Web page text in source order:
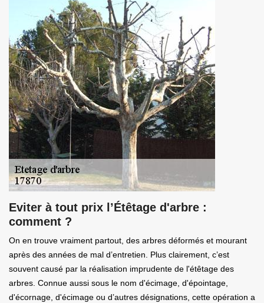
Eviter à tout prix l’Étêtage d'arbre :
comment ?
On en trouve vraiment partout, des arbres déformés et mourant
après des années de mal d’entretien. Plus clairement, c’est
souvent causé par la réalisation imprudente de l'étêtage des
arbres. Connue aussi sous le nom d'écimage, d'épointage,
d'écornage, d'écimage ou d’autres désignations, cette opération a